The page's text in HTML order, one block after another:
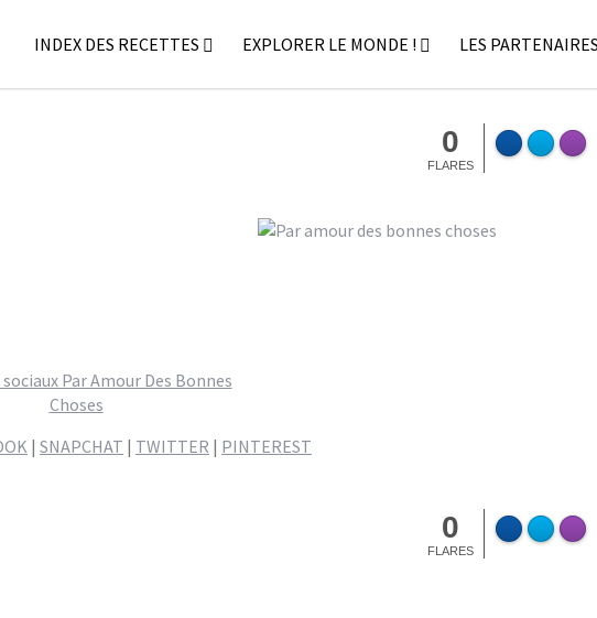
INDEX DES RECETTES EXPLORER LE MONDE ! LES PARTENAIRES
0
FLARES
| SNAPCHAT | TWITTER | PINTEREST
0
FLARES